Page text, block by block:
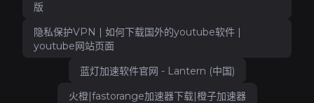
版
隐私保护VPN | 如何下载国外的youtube软件 |
youtube网站页面
蓝灯加速软件官网 - Lantern (中国)
火橙|fastorange加速器下载|橙子加速器